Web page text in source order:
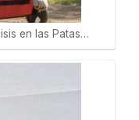
en las Patas…